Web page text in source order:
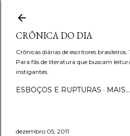
CRÔNICA DO DIA
Crônicas diárias de escritores
Para fãs de literatura que buscam
instigantes.
ESBOÇOS E RUPTURAS MAIS…
dezembro 05, 2011